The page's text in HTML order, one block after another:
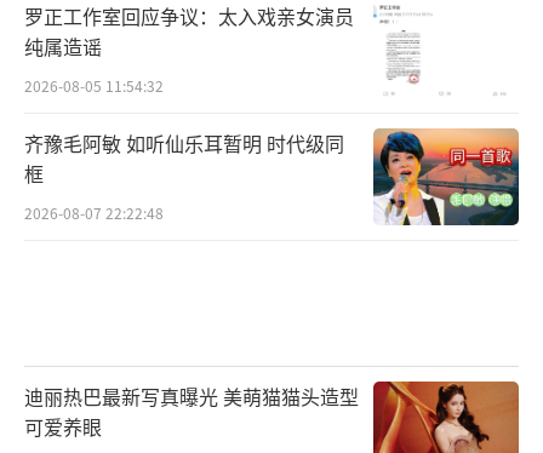
罗正工作室回应争议：太入戏亲女演员
纯属造谣
2026-08-05 11:54:32
齐豫毛阿敏 如听仙乐耳暂明 时代级同
框
2026-08-07 22:22:48
迪丽热巴最新写真曝光 美萌猫猫头造型
可爱养眼